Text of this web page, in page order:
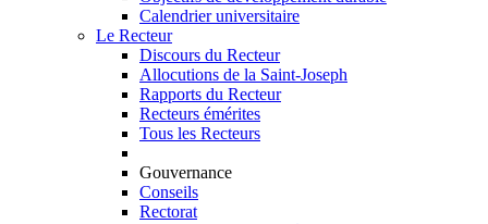
Calendrier universitaire
Le Recteur
Discours du Recteur
Allocutions de la Saint-Joseph
Rapports du Recteur
Recteurs émérites
Tous les Recteurs
Gouvernance
Conseils
Rectorat